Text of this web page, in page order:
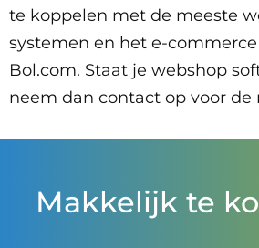
te koppelen met de meeste
systemen en het e-
Bol.com. Staat je webshop
neem dan contact op voor
Makkelijk te